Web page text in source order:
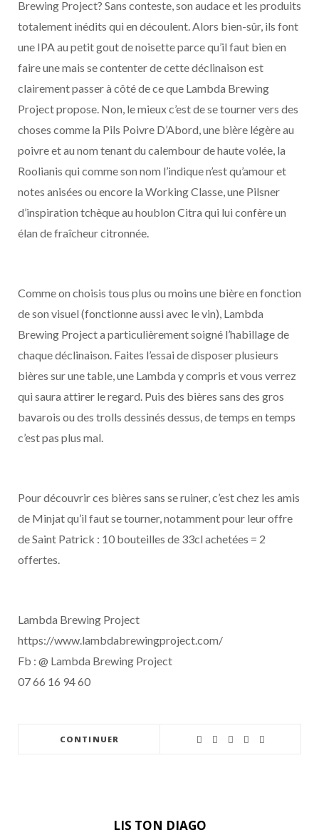
Brewing Project? Sans conteste, son audace et les produits
totalement inédits qui en découlent. Alors bien-sûr, ils font
une IPA au petit gout de noisette parce qu’il faut bien en
faire une mais se contenter de cette déclinaison est
clairement passer à côté de ce que Lambda Brewing
Project propose. Non, le mieux c’est de se tourner vers des
choses comme la Pils Poivre D’Abord, une bière légère au
poivre et au nom tenant du calembour de haute volée, la
Roolianis qui comme son nom l’indique n’est qu’amour et
notes anisées ou encore la Working Classe, une Pilsner
d’inspiration tchèque au houblon Citra qui lui confère un
élan de fraîcheur citronnée.
Comme on choisis tous plus ou moins une bière en fonction
de son visuel (fonctionne aussi avec le vin), Lambda
Brewing Project a particulièrement soigné l’habillage de
chaque déclinaison. Faites l’essai de disposer plusieurs
bières sur une table, une Lambda y compris et vous verrez
qui saura attirer le regard. Puis des bières sans des gros
bavarois ou des trolls dessinés dessus, de temps en temps
c’est pas plus mal.
Pour découvrir ces bières sans se ruiner, c’est chez les amis
de Minjat qu’il faut se tourner, notamment pour leur offre
de Saint Patrick : 10 bouteilles de 33cl achetées = 2
offertes.
Lambda Brewing Project
https://www.lambdabrewingproject.com/
Fb : @ Lambda Brewing Project
07 66 16 94 60
CONTINUER
LIS TON DIAGO